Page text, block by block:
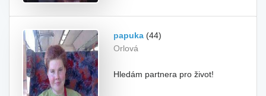
papuka (44)
Orlová
Hledám partnera pro život!